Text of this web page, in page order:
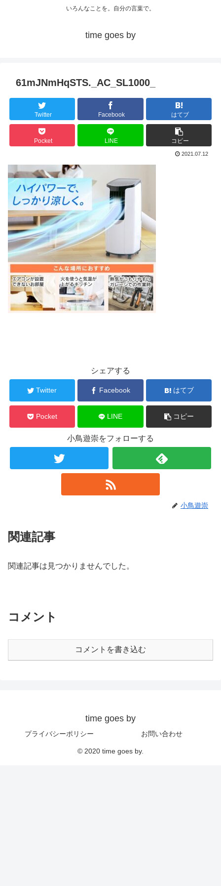
いろんなことを。自分の言葉で。
time goes by
61mJNmHqSTS._AC_SL1000_
Twitter Facebook はてブ
Pocket LINE コピー
2021.07.12
シェアする
Twitter Facebook はてブ
Pocket LINE コピー
小鳥遊崇をフォローする
小鳥遊崇
関連記事
関連記事は見つかりませんでした。
コメント
コメントを書き込む
time goes by
プライバシーポリシー お問い合わせ
© 2020 time goes by.